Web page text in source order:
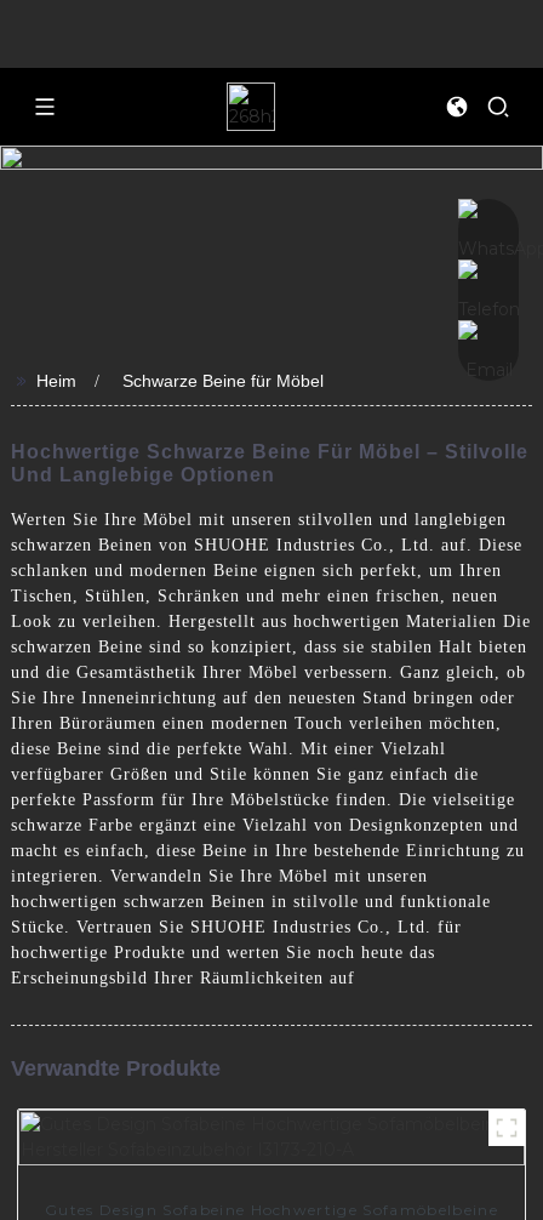
>> Heim Schwarze Beine für Möbel
Hochwertige Schwarze Beine Für Möbel – Stilvolle
Und Langlebige Optionen
Werten Sie Ihre Möbel mit unseren stilvollen und langlebigen
schwarzen Beinen von SHUOHE Industries Co., Ltd. auf. Diese
schlanken und modernen Beine eignen sich perfekt, um Ihren
Tischen, Stühlen, Schränken und mehr einen frischen, neuen
Look zu verleihen. Hergestellt aus hochwertigen Materialien Die
schwarzen Beine sind so konzipiert, dass sie stabilen Halt bieten
und die Gesamtästhetik Ihrer Möbel verbessern. Ganz gleich, ob
Sie Ihre Inneneinrichtung auf den neuesten Stand bringen oder
Ihren Büroräumen einen modernen Touch verleihen möchten,
diese Beine sind die perfekte Wahl. Mit einer Vielzahl
verfügbarer Größen und Stile können Sie ganz einfach die
perfekte Passform für Ihre Möbelstücke finden. Die vielseitige
schwarze Farbe ergänzt eine Vielzahl von Designkonzepten und
macht es einfach, diese Beine in Ihre bestehende Einrichtung zu
integrieren. Verwandeln Sie Ihre Möbel mit unseren
hochwertigen schwarzen Beinen in stilvolle und funktionale
Stücke. Vertrauen Sie SHUOHE Industries Co., Ltd. für
hochwertige Produkte und werten Sie noch heute das
Erscheinungsbild Ihrer Räumlichkeiten auf
Verwandte Produkte
Gutes Design Sofabeine Hochwertige Sofamöbelbeine